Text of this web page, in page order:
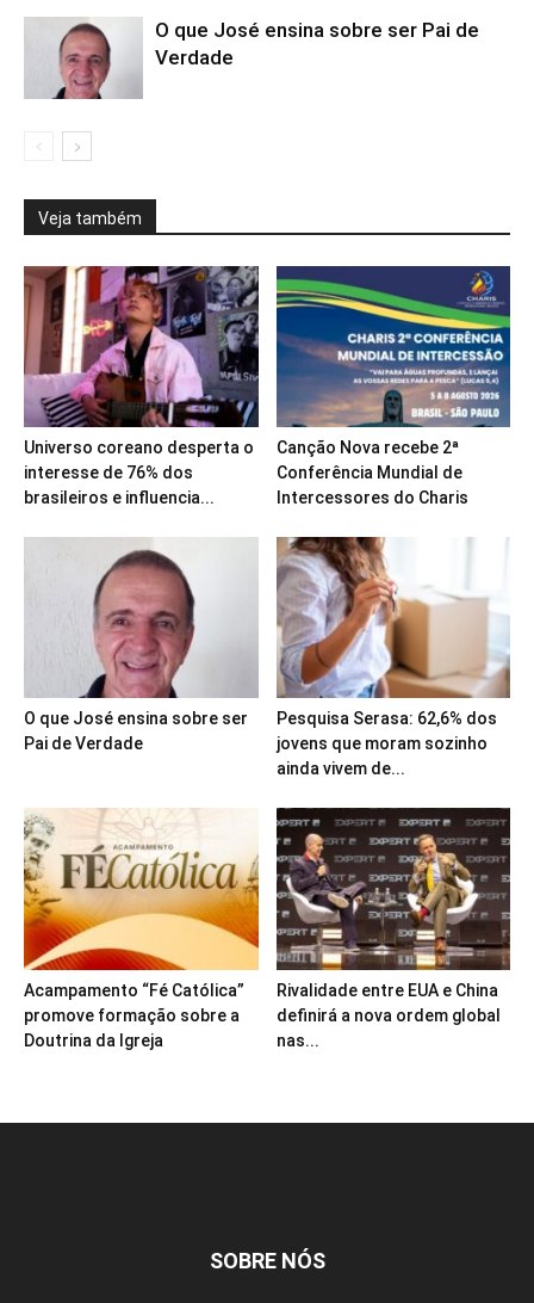
O que José ensina sobre ser Pai de
Verdade
Veja também
Universo coreano desperta o
interesse de 76% dos
brasileiros e influencia...
Canção Nova recebe 2ª
Conferência Mundial de
Intercessores do Charis
O que José ensina sobre ser
Pai de Verdade
Pesquisa Serasa: 62,6% dos
jovens que moram sozinho
ainda vivem de...
Acampamento “Fé Católica”
promove formação sobre a
Doutrina da Igreja
Rivalidade entre EUA e China
definirá a nova ordem global
nas...
SOBRE NÓS